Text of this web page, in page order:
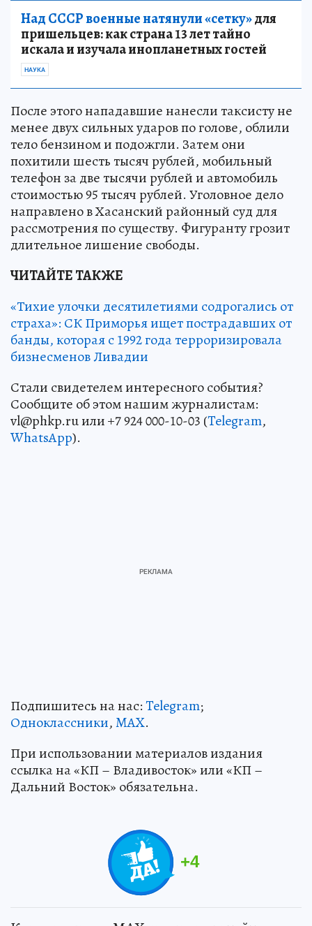
Над СССР военные натянули «сетку»для
пришельцев: как страна 13 лет тайно
искала и изучала инопланетных гостей
НАУКА
После этого нападавшие нанесли таксисту не
менее двух сильных ударов по голове, облили
тело бензином и подожгли. Затем они
похитили шесть тысяч рублей, мобильный
телефон за две тысячи рублей и автомобиль
стоимостью 95 тысяч рублей. Уголовное дело
направлено в Хасанский районный суд для
рассмотрения по существу. Фигуранту грозит
длительное лишение свободы.
ЧИТАЙТЕ ТАКЖЕ
«Тихие улочки десятилетиями содрогались от
страха»: СК Приморья ищет пострадавших от
банды, которая с 1992 года терроризировала
бизнесменов Ливадии
Стали свидетелем интересного события?
Сообщите об этом нашим журналистам:
vl@phkp.ru или +7 924 000-10-03 (Telegram,
WhatsApp).
Подпишитесь на нас:Telegram;
Одноклассники,MAX.
При использовании материалов издания
ссылка на «КП – Владивосток» или «КП –
Дальний Восток» обязательна.
+4